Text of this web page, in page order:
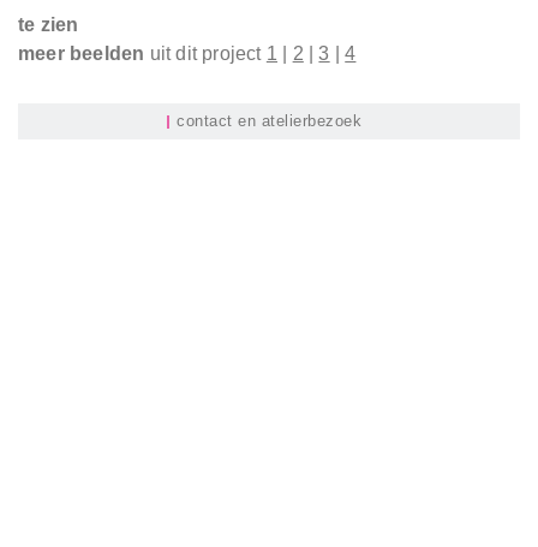
te zien
meer beelden uit dit project 1 2 |3 |4
contact en atelierbezoek